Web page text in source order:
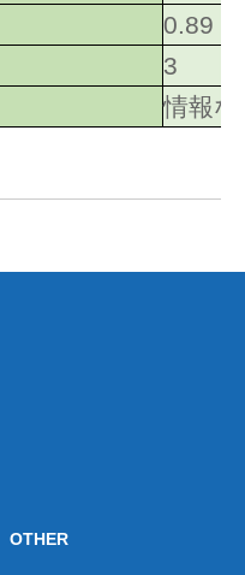
0.89
3
情報
OTHER